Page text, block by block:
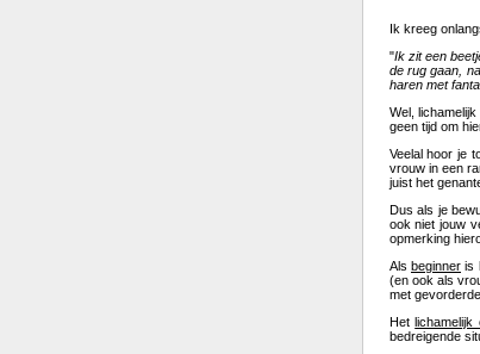
Ik kreeg
"Ik zit een
de rug gaan,
haren met
Wel,
geen tijd om
Veelal hoor je
vrouw in een
juist het
Dus als je
ook niet jouw
opmerking
Als beginner is
(en ook als
met
Hetlichamelijk
bedreigende